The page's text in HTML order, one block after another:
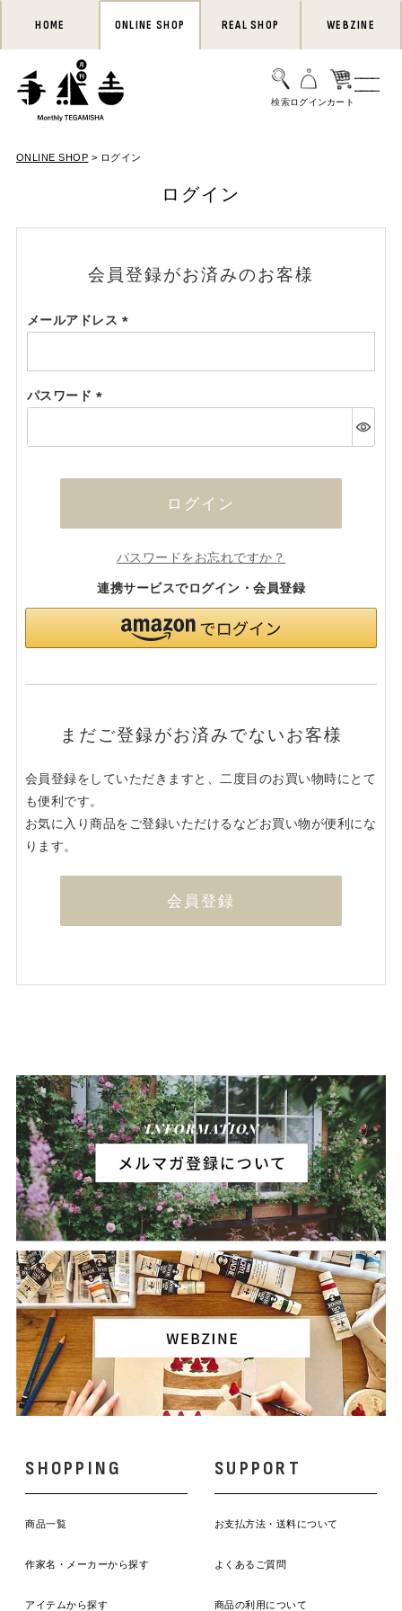
HOME ONLINE SHOP REAL SHOP WEBZINE
ONLINE SHOP ログイン
ログイン
会員登録がお済みのお客様
メールアドレス
須)
パスワード
須)
ログイン
パスワードをお忘れですか？
連携サービスでログイン・会員登録
まだご登録がお済みでないお客様
会員登録をしていただきますと、二度目のお買い物時にとて
も便利です。
お気に入り商品をご登録いただけるなどお買い物が便利にな
ります。
会員登録
SHOPPING
商品一覧
作家名・メーカーから探す
アイテムから探す
SUPPORT
お支払方法・送料について
よくあるご質問
商品の利用について